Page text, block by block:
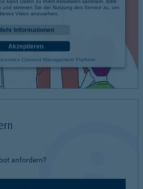
und stimmen Sie der Nutzung des Service zu, um
Video anzusehen.
Informationen
Akzeptieren
Consent Management Platform
anfordern?